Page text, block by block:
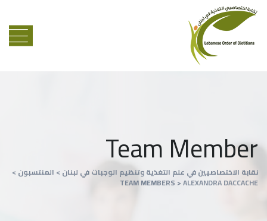
Team Member
نقابة الاختصاصيين في علم التغذية وتنظيم الوجبات في لبنان > المنتسبون >
TEAM MEMBERS >ALEXANDRA DACCACHE